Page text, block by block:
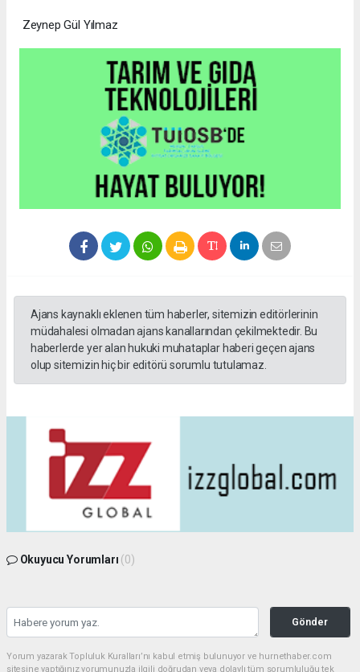
Zeynep Gül Yılmaz
Ajans kaynaklı eklenen tüm haberler, sitemizin editörlerinin
müdahalesi olmadan ajans kanallarından çekilmektedir. Bu
haberlerde yer alan hukuki muhataplar haberi geçen ajans
olup sitemizin hiç bir editörü sorumlu tutulamaz.
Okuyucu Yorumları (0)
Gönder
Yorum yazarak Topluluk Kuralları’nı kabul etmiş bulunuyor ve hurnethaber.com
sitesine yaptığınız yorumunuzla ilgili doğrudan veya dolaylı tüm sorumluluğu tek